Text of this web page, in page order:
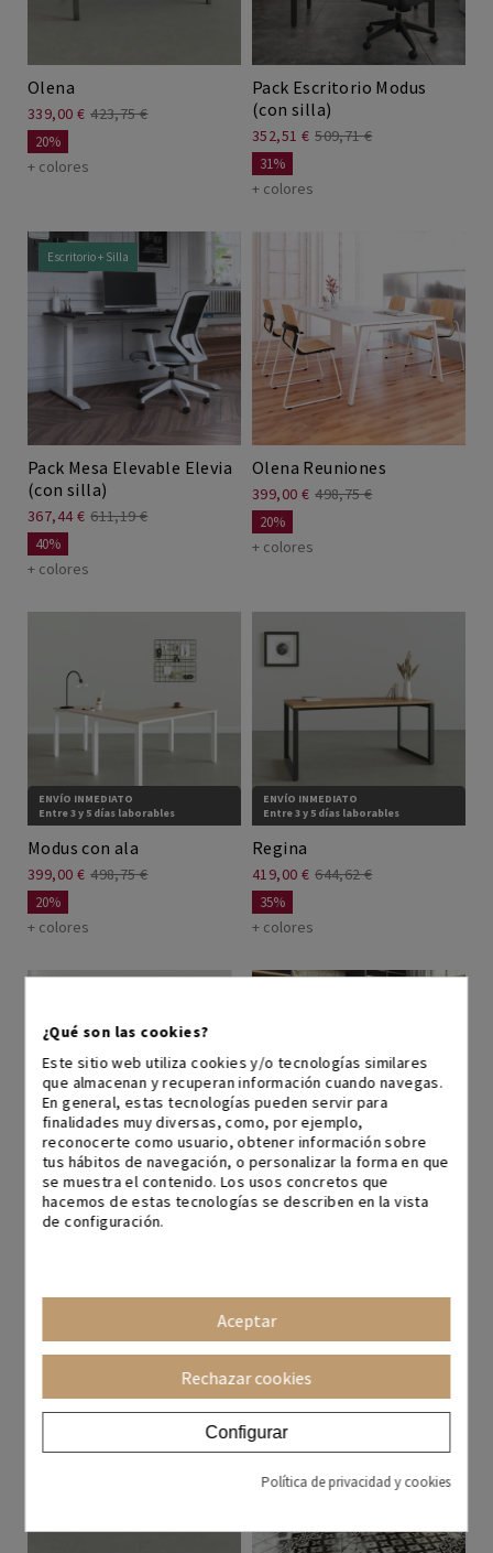
Olena
339,00 € 423,75 €
20%
+ colores
Pack Escritorio Modus
(con silla)
352,51 € 509,71 €
31%
+ colores
Escritorio + Silla
Pack Mesa Elevable Elevia
(con silla)
367,44 € 611,19 €
40%
+ colores
Olena Reuniones
399,00 € 498,75 €
20%
+ colores
ENVÍO INMEDIATO
Entre 3 y 5 días laborables
Modus con ala
399,00 € 498,75 €
20%
+ colores
ENVÍO INMEDIATO
Entre 3 y 5 días laborables
Regina
419,00 € 644,62 €
35%
+ colores
ENVÍO INMEDIATO
Entre 3 y 5 días laborables
Bench Modus
439,00 € 548,75 €
Pack escritorio Delta (con
¿Qué son las cookies?
Este sitio web utiliza cookies y/o tecnologías similares
que almacenan y recuperan información cuando navegas.
En general, estas tecnologías pueden servir para
finalidades muy diversas, como, por ejemplo,
reconocerte como usuario, obtener información sobre
tus hábitos de navegación, o personalizar la forma en que
se muestra el contenido. Los usos concretos que
hacemos de estas tecnologías se describen en la vista
de configuración.
Aceptar
Rechazar cookies
Configurar
Política de privacidad y cookies